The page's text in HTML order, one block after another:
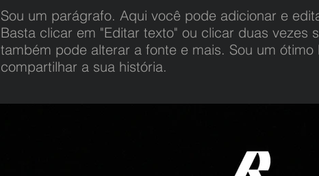
Sou um parágrafo. Aqui você pode adicionar e
Basta clicar em "Editar texto" ou clicar duas vezes
também pode alterar a fonte e mais. Sou um ótimo
compartilhar a sua história.